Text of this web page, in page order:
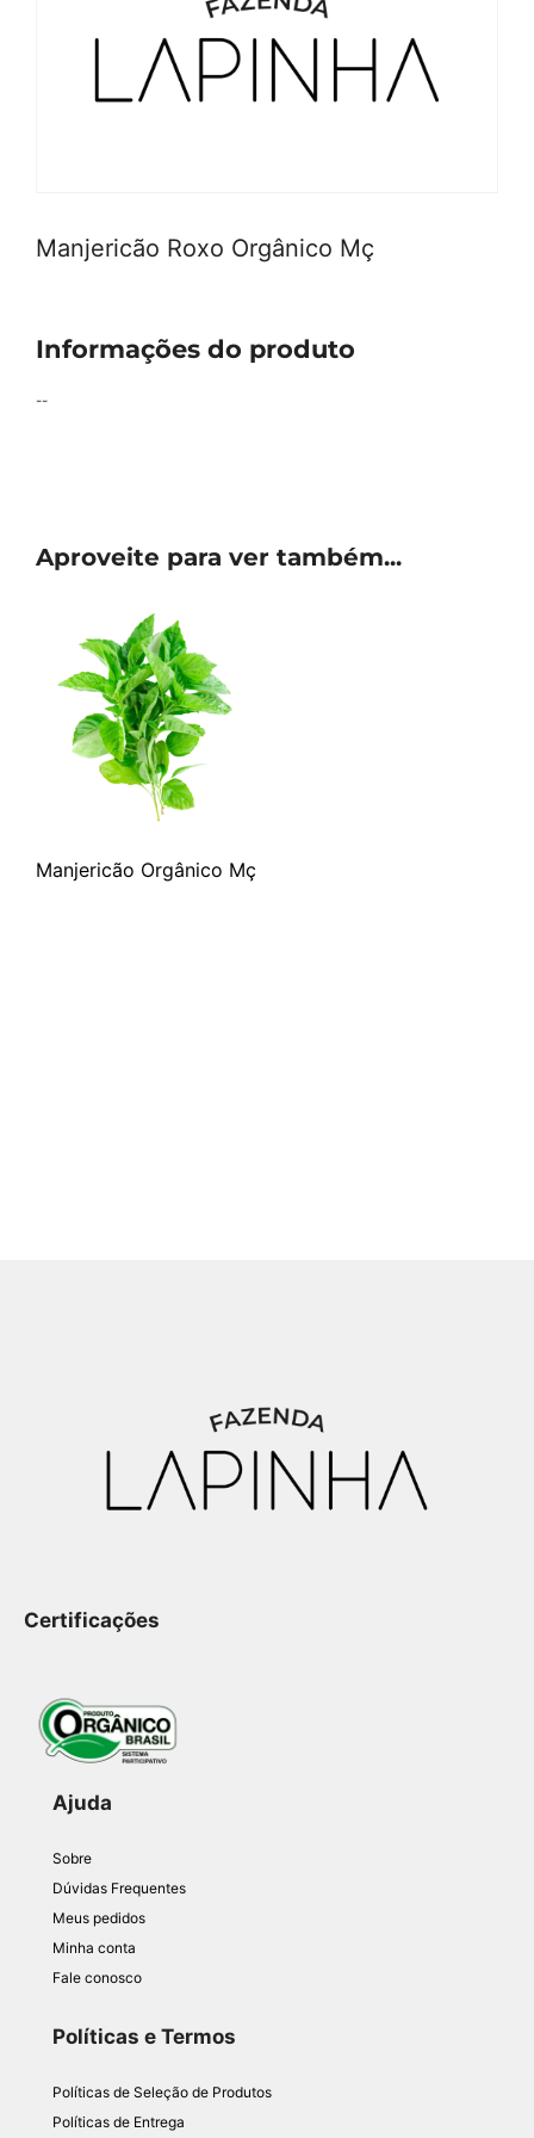
Manjericão Roxo Orgânico Mç
Informações do produto
--
Aproveite para ver também...
Manjericão Orgânico Mç
Certificações
Ajuda
Sobre
Dúvidas Frequentes
Meus pedidos
Minha conta
Fale conosco
Políticas e Termos
Políticas de Seleção de Produtos
Políticas de Entrega